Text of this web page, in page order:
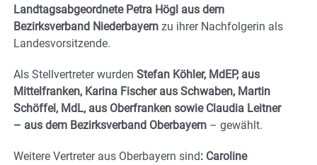
Landtagsabgeordnete Petra Högl aus dem
Bezirksverband Niederbayern zu ihrer Nachfolgerin als
Landesvorsitzende.
Als Stellvertreter wurden Stefan Köhler, MdEP, aus
Mittelfranken, Karina Fischer aus Schwaben, Martin
Schöffel, MdL, aus Oberfranken sowie Claudia Leitner
– aus dem Bezirksverband Oberbayern – gewählt.
Weitere Vertreter aus Oberbayern sind: Caroline